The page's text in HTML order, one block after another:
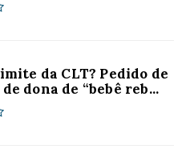
da CLT? Pedido de
dona de “bebê reb...